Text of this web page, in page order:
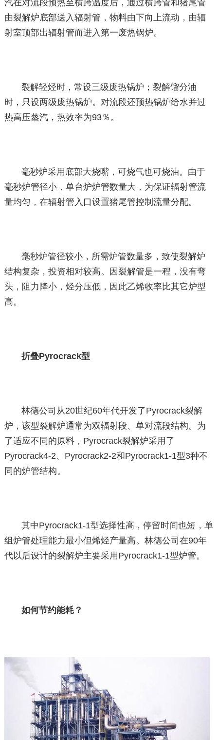
汽在对流段预热至横跨温度后，通过横跨管和猪尾管
由裂解炉底部送入辐射管，物料由下向上流动，由辐
射室顶部出辐射管而进入第一废热锅炉。
裂解轻烃时，常设三级废热锅炉；裂解馏分油
时，只设两级废热锅炉。对流段还预热锅炉给水并过
热高压蒸汽，热效率为93％。
毫秒炉采用底部大烧嘴，可烧气也可烧油。由于
毫秒炉管径小，单台炉炉管数量大，为保证辐射管流
量均匀，在辐射管入口设置猪尾管控制流量分配。
毫秒炉管径较小，所需炉管数量多，致使裂解炉
结构复杂，投资相对较高。因裂解管是一程，没有弯
头，阻力降小，烃分压低，因此乙烯收率比其它炉型
高。
折叠Pyrocrack型
林德公司从20世纪60年代开发了Pyrocrack裂解
炉，该型裂解炉通常为双辐射段、单对流段结构。为
了适应不同的原料，Pyrocrack裂解炉采用了
Pyrocrack4-2、Pyrocrack2-2和Pyrocrack1-1型3种不
同的炉管结构。
其中Pyrocrack1-1型选择性高，停留时间也短，单
组炉管处理能力最小但烯烃产量高。林德公司在90年
代以后设计的裂解炉主要采用Pyrocrack1-1型炉管。
如何节约能耗？